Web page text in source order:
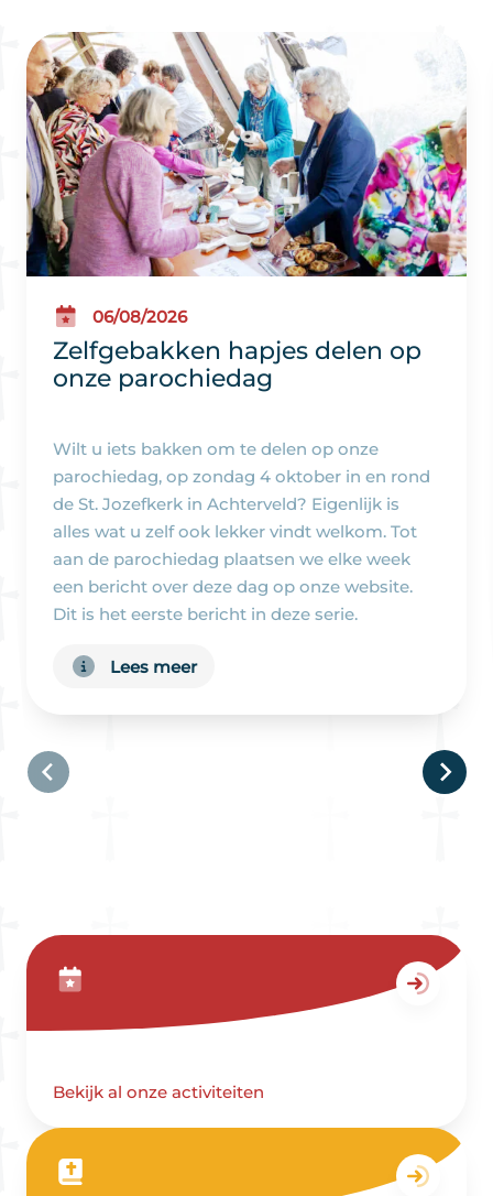
06/08/2026
Zelfgebakken hapjes delen op
onze parochiedag
Wilt u iets bakken om te delen op onze
parochiedag, op zondag 4 oktober in en rond
de St. Jozefkerk in Achterveld? Eigenlijk is
alles wat u zelf ook lekker vindt welkom. Tot
aan de parochiedag plaatsen we elke week
een bericht over deze dag op onze website.
Dit is het eerste bericht in deze serie.
Lees meer
Bekijk al onze activiteiten